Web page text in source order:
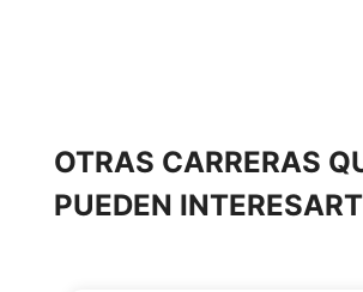
OTRAS CARRERAS
PUEDEN